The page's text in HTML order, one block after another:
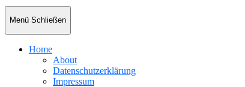
Menü Schließen
Home
About
Datenschutzerklärung
Impressum